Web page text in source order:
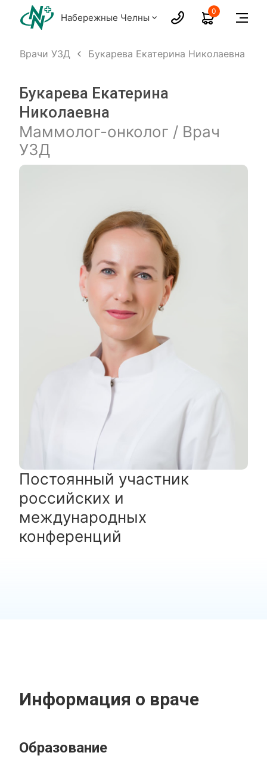
Набережные Челны
0
Врачи УЗД Букарева Екатерина Николаевна
Букарева Екатерина
Николаевна
Маммолог-онколог / Врач
УЗД
Постоянный участник
российских и
международных
конференций
Информация о враче
Образование